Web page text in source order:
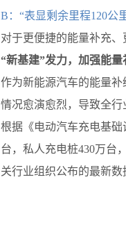
B：“表显剩余里程120公
对于更便捷的能量补充、
“新基建”发力，加强能量
作为新能源汽车的能量
情况愈演愈烈，导致全
根据《电动汽车充电基础
台，私人充电桩430万台
关行业组织公布的最新数